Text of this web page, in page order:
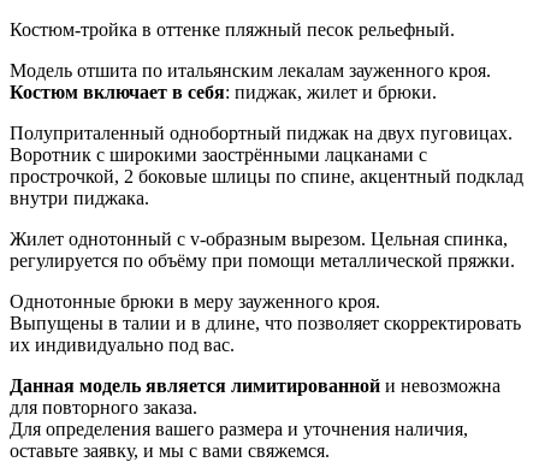
Костюм-тройка в оттенке пляжный песок рельефный.
Модель отшита по итальянским лекалам зауженного кроя.
Костюм включает в себя: пиджак, жилет и брюки.
Полуприталенный однобортный пиджак на двух пуговицах.
Воротник с широкими заострёнными лацканами с
прострочкой, 2 боковые шлицы по спине, акцентный подклад
внутри пиджака.
Жилет однотонный с v-образным вырезом. Цельная спинка,
регулируется по объёму при помощи металлической пряжки.
Однотонные брюки в меру зауженного кроя.
Выпущены в талии и в длине, что позволяет скорректировать
их индивидуально под вас.
Данная модель является лимитированной и невозможна
для повторного заказа.
Для определения вашего размера и уточнения наличия,
оставьте заявку, и мы с вами свяжемся.